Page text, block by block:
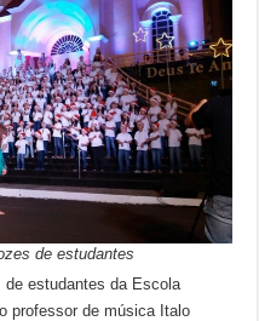
de estudantes
de estudantes da Escola
professor de música Italo